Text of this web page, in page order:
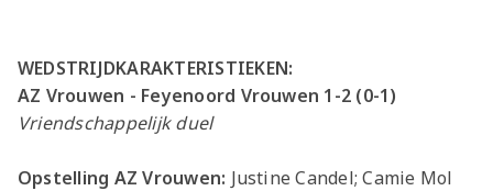
WEDSTRIJDKARAKTERISTIEKEN:
AZ Vrouwen - Feyenoord Vrouwen 1-2 (0-1)
Vriendschappelijk duel
Opstelling AZ Vrouwen: Justine Candel; Camie Mol